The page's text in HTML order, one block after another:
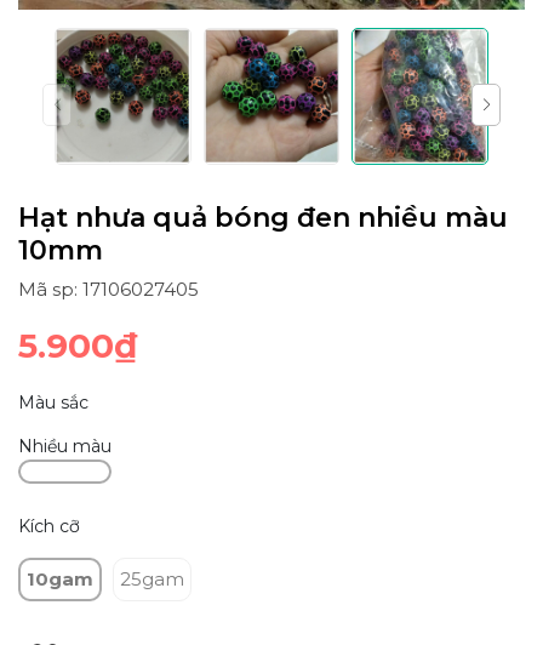
Hạt nhưa quả bóng đen nhiều màu
10mm
Mã sp: 17106027405
5.900₫
Màu sắc
Nhiều màu
Kích cỡ
10gam 25gam